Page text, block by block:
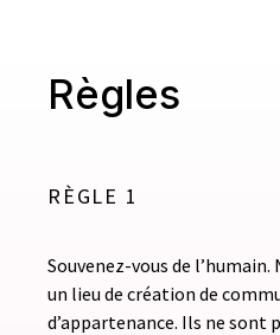
Règles
RÈGLE 1
Souvenez-vous de
un lieu de création de
d’appartenance. Ils ne sont